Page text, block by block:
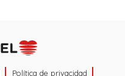
Política de privacidad